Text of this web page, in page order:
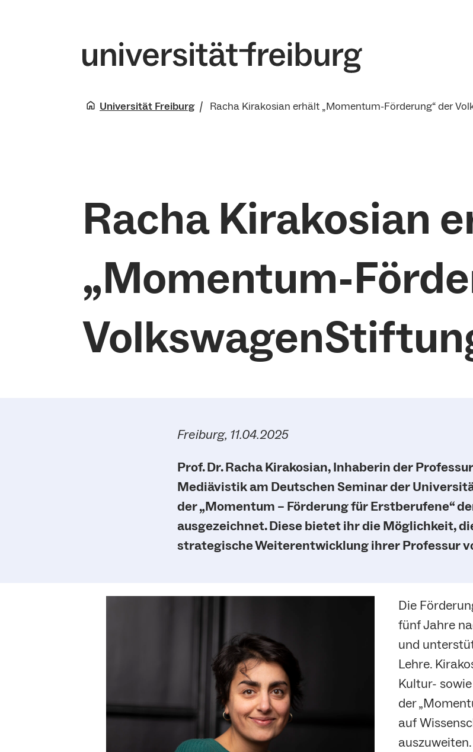
Universität Freiburg Racha Kirakosian erhält „Momentum-Förderung“ der
Racha Kirakosian
„Momentum-
Freiburg, 11.04.2025
Prof. Dr. Racha Kirakosian, Inhaberin der
Mediävistik am Deutschen Seminar der
der „Momentum – Förderung für Erstberufene“
ausgezeichnet. Diese bietet ihr die Möglichkeit,
strategische Weiterentwicklung ihrer Professur
Die
fünf Jahre
und
Lehre.
Kultur-
der
auf
auszuweiten.